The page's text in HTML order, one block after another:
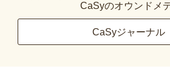
CaSyのオウンドメ
CaSyジャーナル